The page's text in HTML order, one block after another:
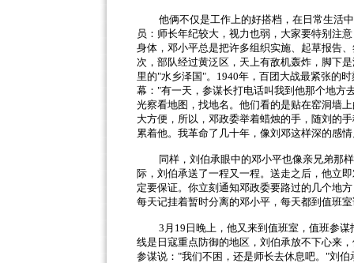
他俩不仅是工作上的好搭档，在日常生活
员：师长年纪较大，视力也弱，大家要特别注
身体，邓小平总是把许多组织实施、起草报告
次，部队经过黄泛区，天上有敌机轰炸，脚下
里的"水乡泽国"。 1940年，百团大战最紧张的
幕： "有一天，参谋长打电话叫我到他那个地方
光察看地图，找地名。他们看的是贴在窑洞墙
大方便，所以，邓政委举着蜡烛的手，随刘的
累着他。我革命了几十年，像刘邓这样深的感
同样，刘伯承眼中的邓小平也像亲兄弟那
际，刘伯承送了一程又一程。送走之后，他立
定要保证。你立刻通知邓政委要路过的几个地
每天记挂着暂时分离的邓小平，每天都到值班
3 月 19 日晚上，他又来到值班室，值班参
线是日寇重点防御的地区，刘伯承放不下心来
参谋说： "我们不困，还是师长去休息吧。 "刘伯